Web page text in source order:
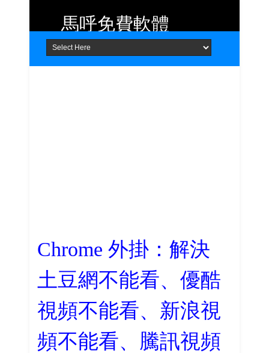
Home About Contact
馬呼免費軟體
提供 Android、iOS 好用的手機應用
程式及 Windows 免費軟體
Chrome 外掛：解決
土豆網不能看、優酷
視頻不能看、新浪視
頻不能看、騰訊視頻